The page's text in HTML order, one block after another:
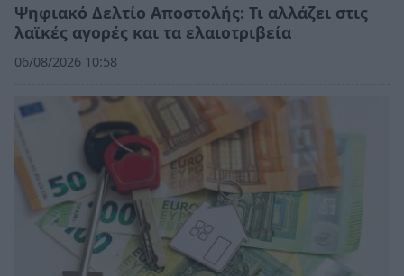
Ψηφιακό Δελτίο Αποστολής: Τι αλλάζει στις
λαϊκές αγορές και τα ελαιοτριβεία
06/08/2026 10:58